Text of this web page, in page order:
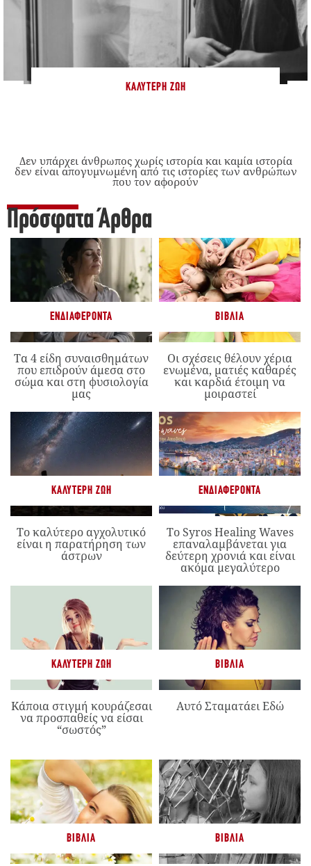
ΚΑΛΎΤΕΡΗ ΖΩΉ
Δεν υπάρχει άνθρωπος χωρίς ιστορία και καμία ιστορία
δεν είναι απογυμνωμένη από τις ιστορίες των ανθρώπων
που τον αφορούν
Πρόσφατα Άρθρα
ΕΝΔΙΑΦΈΡΟΝΤΑ
Τα 4 είδη συναισθημάτων
που επιδρούν άμεσα στο
σώμα και στη φυσιολογία
μας
ΒΙΒΛΊΑ
Οι σχέσεις θέλουν χέρια
ενωμένα, ματιές καθαρές
και καρδιά έτοιμη να
μοιραστεί
ΚΑΛΎΤΕΡΗ ΖΩΉ
Το καλύτερο αγχολυτικό
είναι η παρατήρηση των
άστρων
ΕΝΔΙΑΦΈΡΟΝΤΑ
Το Syros Healing Waves
επαναλαμβάνεται για
δεύτερη χρονιά και είναι
ακόμα μεγαλύτερο
ΚΑΛΎΤΕΡΗ ΖΩΉ
Κάποια στιγμή κουράζεσαι
να προσπαθείς να είσαι
“σωστός”
ΒΙΒΛΊΑ
Αυτό Σταματάει Εδώ
ΒΙΒΛΊΑ ΒΙΒΛΊΑ